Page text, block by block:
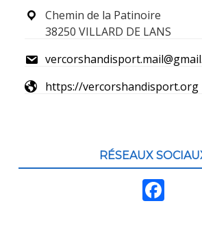
pageChemin de la Patinoire
38250 VILLARD DE LANS
https://vercorshandisport.org
RÉSEAUX